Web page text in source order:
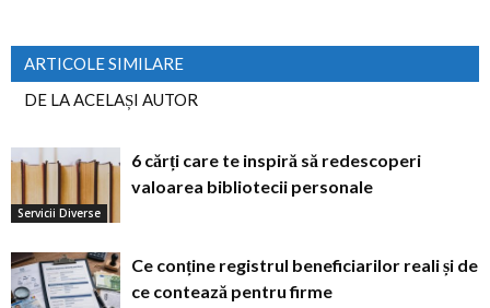
ARTICOLE SIMILARE
DE LA ACELAȘI AUTOR
Servicii Diverse
6 cărți care te inspiră să redescoperi
valoarea bibliotecii personale
Ce conține registrul beneficiarilor reali și de
ce contează pentru firme